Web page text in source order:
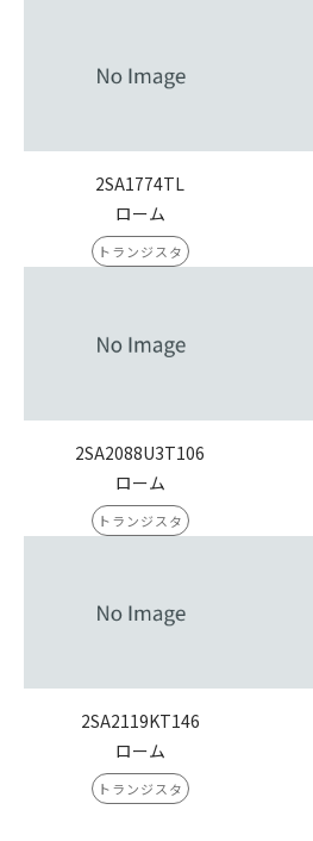
2SA1774TL
ローム
トランジスタ
2SA2088U3T106
ローム
トランジスタ
2SA2119KT146
ローム
トランジスタ